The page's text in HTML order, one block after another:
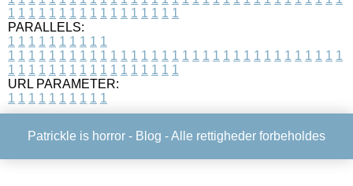
1 1 1 1 1 1 1 1 1 1 1 1 1 1 1 1 1
PARALLELS:
1 1 1 1 1 1 1 1 1 1
1 1 1 1 1 1 1 1 1 1 1 1 1 1 1 1 1 1 1 1 1 1 1 1 1 1 1 1 1 1 1 1 1
1 1 1 1 1 1 1 1 1 1 1 1 1 1 1 1 1
URL PARAMETER:
1 1 1 1 1 1 1 1 1 1
Patrickle is horror - Blog - Alle rettigheder forbeholdes